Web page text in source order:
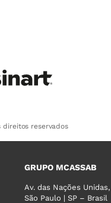
direitos reservados
GRUPO MCASSAB
Av. das Nações
São Paulo | SP – Brasil